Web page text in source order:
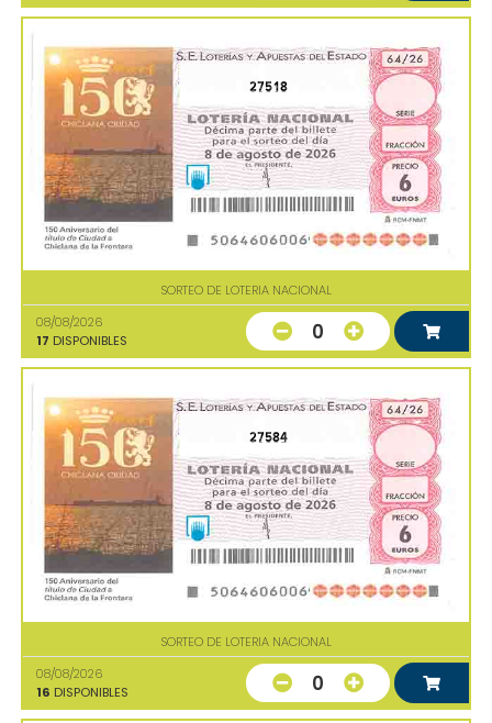
27518
SORTEO DE LOTERIA NACIONAL
08/08/2026
17 DISPONIBLES 0
27584
SORTEO DE LOTERIA NACIONAL
08/08/2026
16 DISPONIBLES 0